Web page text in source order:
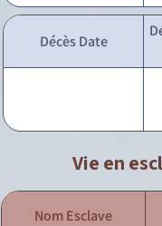
Décès Date
Vie en
Nom Esclave